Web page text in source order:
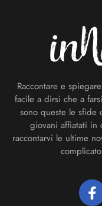
Raccontare e
facile a dirsi che a
sono queste le sfide
giovani affiatati in
raccontarvi le ultime